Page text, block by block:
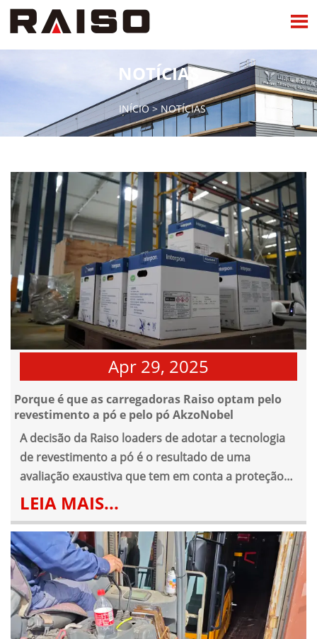

NOTÍCIAS
INÍCIO> NOTÍCIAS
Apr 29, 2025
Porque é que as carregadoras Raiso optam pelo
revestimento a pó e pelo pó AkzoNobel
A decisão da Raiso loaders de adotar a tecnologia
de revestimento a pó é o resultado de uma
avaliação exaustiva que tem em conta a proteção
ambiental, o desempenho do revestimento, a
eficiência da produção e as vantagens económicas.
LEIA MAIS...